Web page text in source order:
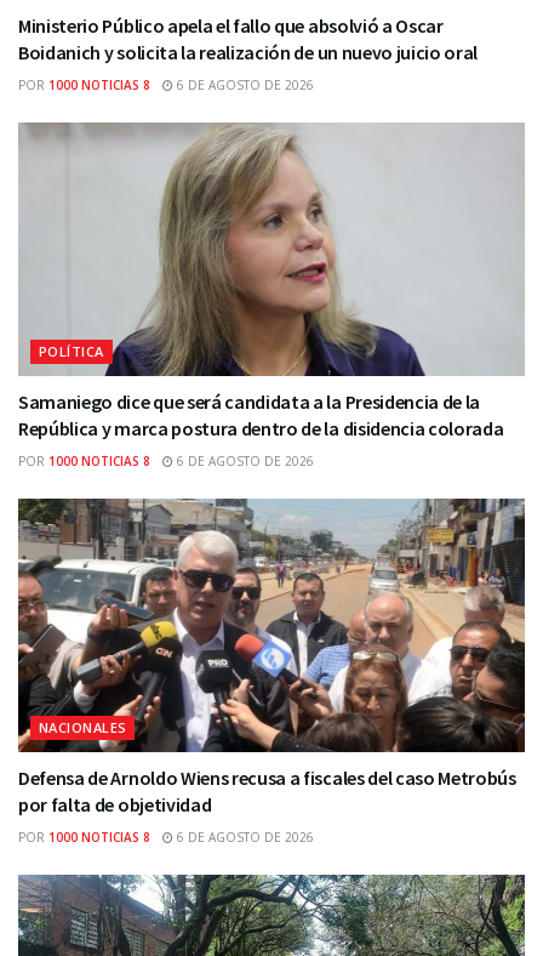
Ministerio Público apela el fallo que absolvió a Oscar
Boidanich y solicita la realización de un nuevo juicio oral
POR 1000 NOTICIAS 8 6 DE AGOSTO DE 2026
POLÍTICA
Samaniego dice que será candidata a la Presidencia de la
República y marca postura dentro de la disidencia colorada
POR 1000 NOTICIAS 8 6 DE AGOSTO DE 2026
NACIONALES
Defensa de Arnoldo Wiens recusa a fiscales del caso Metrobús
por falta de objetividad
POR 1000 NOTICIAS 8 6 DE AGOSTO DE 2026